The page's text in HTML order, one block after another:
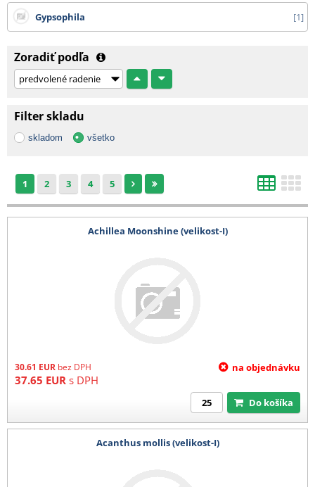
Gypsophila 1
Zoradiť podľa
Filter skladu
skladom všetko
1 2 3 4 5
Achillea Moonshine (velikost-I)
30.61 EUR bez DPH
37.65 EUR s DPH
na objednávku
Do košíka
Acanthus mollis (velikost-I)